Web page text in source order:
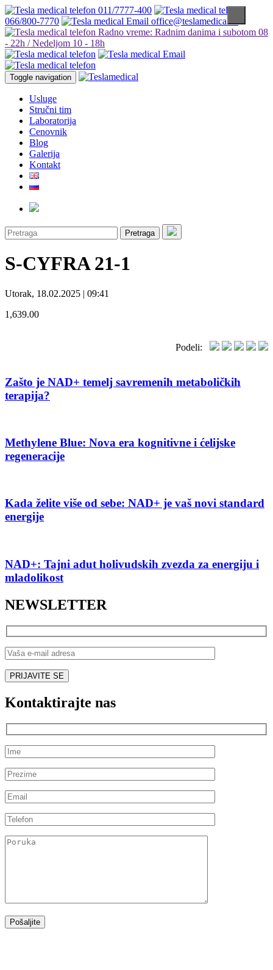
011/7777-400
066/800-7770
office@teslamedical.rs
Radno vreme: Radnim danima i subotom 08
- 22h / Nedeljom 10 - 18h
Toggle navigation
Usluge
Stručni tim
Laboratorija
Cenovnik
Blog
Galerija
Kontakt
Pretraga
S-CYFRA 21-1
Utorak, 18.02.2025 | 09:41
1,639.00
Podeli:
Zašto je NAD+ temelj savremenih metaboličkih
terapija?
Methylene Blue: Nova era kognitivne i ćelijske
regeneracije
Kada želite više od sebe: NAD+ je vaš novi standard
energije
NAD+: Tajni adut holivudskih zvezda za energiju i
mladolikost
NEWSLETTER
Kontaktirajte nas